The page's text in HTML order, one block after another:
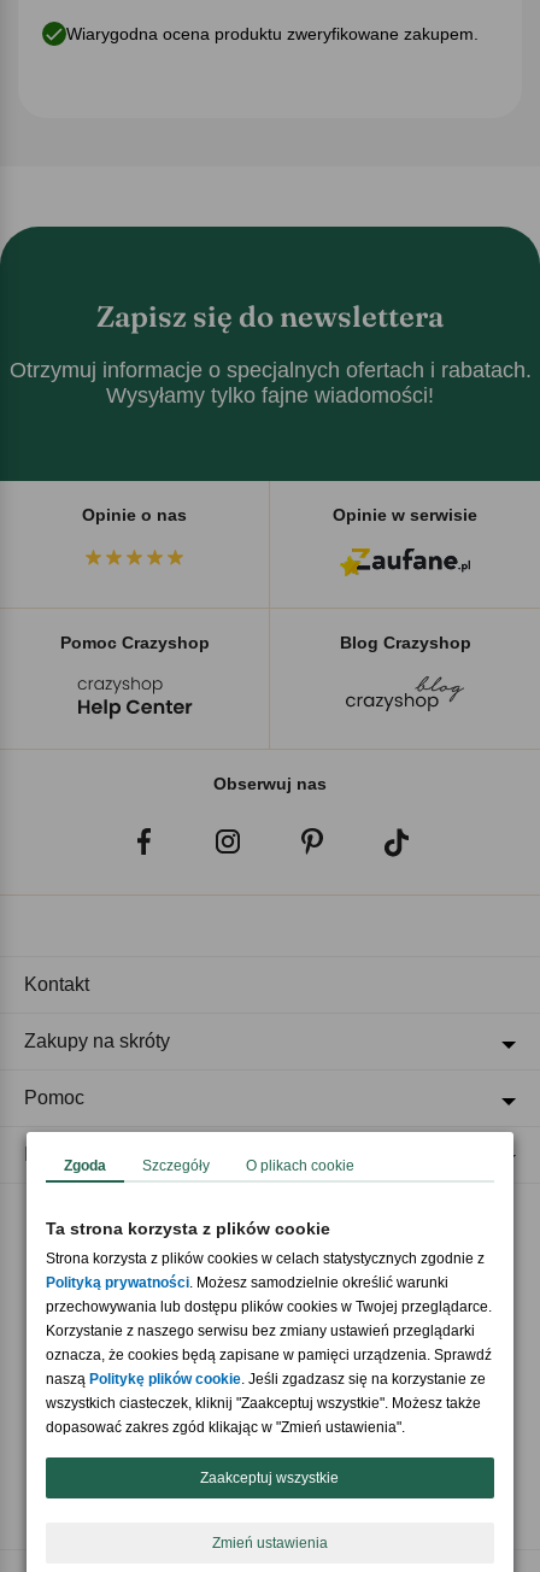
Wiarygodna ocena produktu zweryfikowane zakupem.
Zapisz się do newslettera
Otrzymuj informacje o specjalnych ofertach i rabatach.
Wysyłamy tylko fajne wiadomości!
Opinie o nas Opinie w serwisie
Pomoc Crazyshop Blog Crazyshop
Obserwuj nas
Akceptujemy płatności
Nasi partnerzy
Kontakt
Zakupy na skróty
Pomoc
Zgoda Szczegóły O plikach cookie
Ta strona korzysta z plików cookie
Strona korzysta z plików cookies w celach statystycznych zgodnie z
Polityką prywatności. Możesz samodzielnie określić warunki
przechowywania lub dostępu plików cookies w Twojej przeglądarce.
Korzystanie z naszego serwisu bez zmiany ustawień przeglądarki
oznacza, że cookies będą zapisane w pamięci urządzenia. Sprawdź
naszą Politykę plików cookie. Jeśli zgadzasz się na korzystanie ze
wszystkich ciasteczek, kliknij "Zaakceptuj wszystkie". Możesz także
dopasować zakres zgód klikając w "Zmień ustawienia".
Zaakceptuj wszystkie
Zmień ustawienia